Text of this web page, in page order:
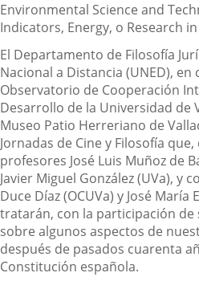
Environmental Science and
Indicators, Energy, o Research
El Departamento de Filosofía
Nacional a Distancia (UNED),
Observatorio de Cooperación
Desarrollo de la Universidad de
Museo Patio Herreriano de
Jornadas de Cine y Filosofía
profesores José Luis Muñoz de
Javier Miguel González (UVa), y
Duce Díaz (OCUVa) y José María
tratarán, con la participación de
sobre algunos aspectos de
después de pasados cuarenta
Constitución española.